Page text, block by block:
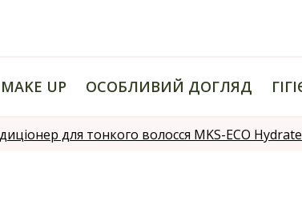
MAKE UP ОСОБЛИВИЙ ДОГЛЯД
для тонкого волосся MKS-ECO